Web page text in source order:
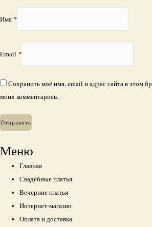
Имя *
Email *
Сохранить моё имя, email и адрес сайта в этом
моих комментариев.
Меню
Главная
Свадебные платья
Вечерние платья
Интернет-магазин
Оплата и доставка